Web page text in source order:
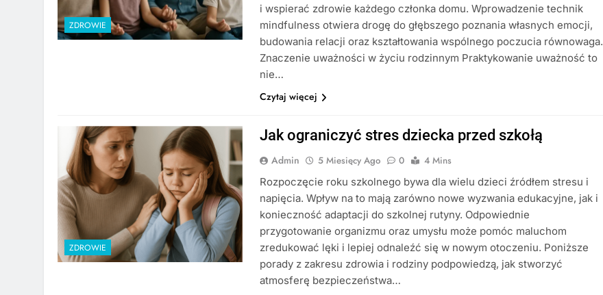
ZDROWIE
i wspierać zdrowie każdego członka domu. Wprowadzenie technik
mindfulness otwiera drogę do głębszego poznania własnych emocji,
budowania relacji oraz kształtowania wspólnego poczucia równowaga.
Znaczenie uważności w życiu rodzinnym Praktykowanie uważność to
nie…
Czytaj więcej
ZDROWIE
Jak ograniczyć stres dziecka przed szkołą
Admin 5 Miesięcy Ago 0
4 Mins
Rozpoczęcie roku szkolnego bywa dla wielu dzieci źródłem stresu i
napięcia. Wpływ na to mają zarówno nowe wyzwania edukacyjne, jak i
konieczność adaptacji do szkolnej rutyny. Odpowiednie
przygotowanie organizmu oraz umysłu może pomóc maluchom
zredukować lęki i lepiej odnaleźć się w nowym otoczeniu. Poniższe
porady z zakresu zdrowia i rodziny podpowiedzą, jak stworzyć
atmosferę bezpieczeństwa…